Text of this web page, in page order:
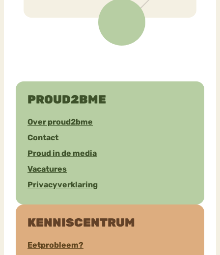
PROUD2BME
Over proud2bme
Contact
Proud in de media
Vacatures
Privacyverklaring
KENNISCENTRUM
Eetprobleem?